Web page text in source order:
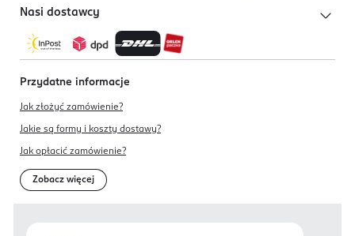
Nasi dostawcy
Przydatne informacje
Jak złożyć zamówienie?
Jakie są formy i koszty dostawy?
Jak opłacić zamówienie?
Zobacz więcej